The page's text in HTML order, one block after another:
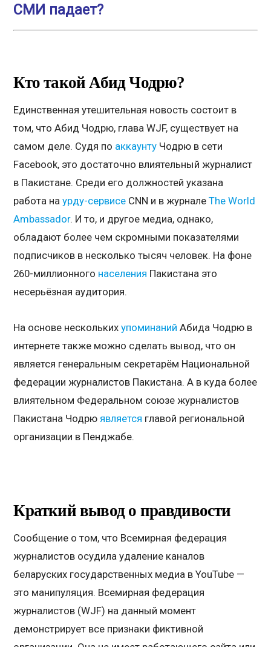
СМИ падает?
Кто такой Абид Чодрю?
Единственная утешительная новость состоит в
том, что Абид Чодрю, глава WJF, существует на
самом деле. Судя по аккаунту Чодрю в сети
Facebook, это достаточно влиятельный журналист
в Пакистане. Среди его должностей указана
работа наурду-сервисе CNN и в журналеThe World
Ambassador. И то, и другое медиа, однако,
обладают более чем скромными показателями
подписчиков в несколько тысяч человек. На фоне
260-миллионного населения Пакистана это
несерьёзная аудитория.
На основе несколькихупоминаний Абида Чодрю в
интернете также можно сделать вывод, что он
является генеральным секретарём Национальной
федерации журналистов Пакистана. А в куда более
влиятельном Федеральном союзе журналистов
Пакистана Чодрюявляется главой региональной
организации в Пенджабе.
Краткий вывод о правдивости
Сообщение о том, что Всемирная федерация
журналистов осудила удаление каналов
беларуских государственных медиа в YouTube —
это манипуляция. Всемирная федерация
журналистов (WJF) на данный момент
демонстрирует все признаки фиктивной